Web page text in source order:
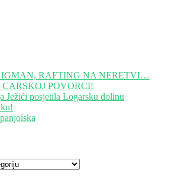
IGMAN, RAFTING NA NERETVI…
POVORCI!
Ježići posjetila Logarsku dolinu